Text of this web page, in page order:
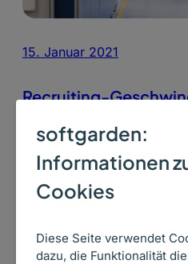
softgarden:
Informationen
Cookies
Diese Seite verwendet
dazu, die Funktionalität
15. Januar 2021
Recruiting-
Recruiting in der
Sunfire weist messbare
Recruiting mit softgarden
Prozesse kann Sunfire
schnell im